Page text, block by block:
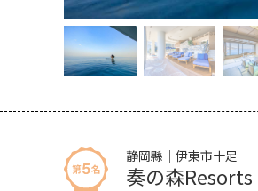
静岡縣｜伊東市十足
奏の森Resorts